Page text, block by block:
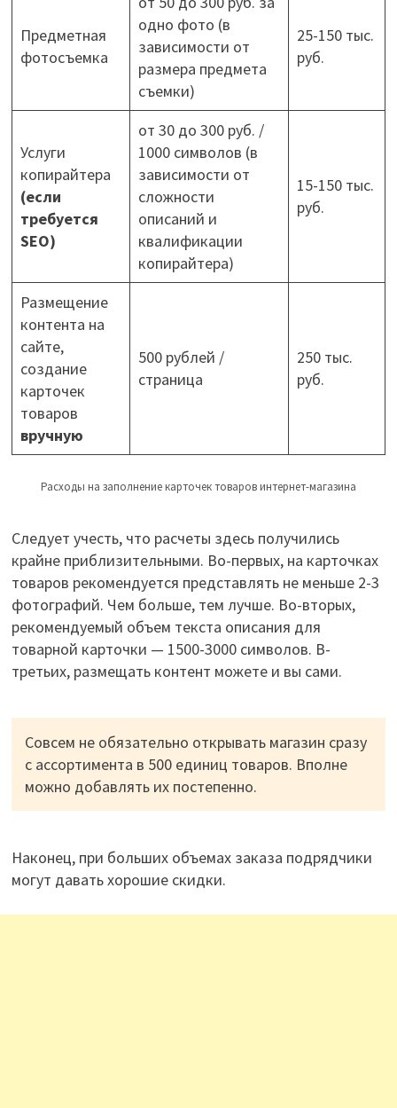
Предметная
фотосъемка
одно фото (в
зависимости от
размера предмета
съемки)
25-150 тыс.
руб.
Услуги
копирайтера
(если
требуется
SEO)
от 30 до 300 руб. /
1000 символов (в
зависимости от
сложности
описаний и
квалификации
копирайтера)
15-150 тыс.
руб.
Размещение
контента на
сайте,
создание
карточек
товаров
вручную
500 рублей /
страница
250 тыс.
руб.
Расходы на заполнение карточек товаров интернет-магазина
Следует учесть, что расчеты здесь получились
крайне приблизительными. Во-первых, на карточках
товаров рекомендуется представлять не меньше 2-3
фотографий. Чем больше, тем лучше. Во-вторых,
рекомендуемый объем текста описания для
товарной карточки — 1500-3000 символов. В-
третьих, размещать контент можете и вы сами.
Совсем не обязательно открывать магазин сразу
с ассортимента в 500 единиц товаров. Вполне
можно добавлять их постепенно.
Наконец, при больших объемах заказа подрядчики
могут давать хорошие скидки.